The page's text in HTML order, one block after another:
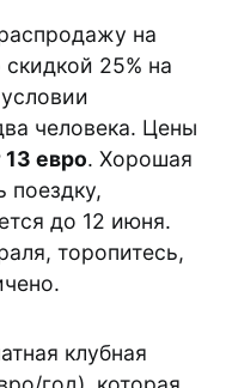
на
25% на
человека. Цены
13 евро. Хорошая
поездку,
до 12 июня.
торопитесь,
клубная